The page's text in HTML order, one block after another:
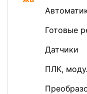
Готовые
Датчики
ПЛК,